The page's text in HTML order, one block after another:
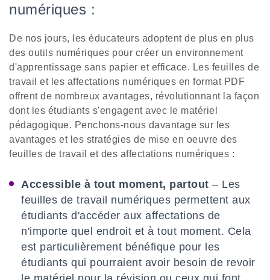
numériques :
De nos jours, les éducateurs adoptent de plus en plus
des outils numériques pour créer un environnement
d'apprentissage sans papier et efficace. Les feuilles de
travail et les affectations numériques en format PDF
offrent de nombreux avantages, révolutionnant la façon
dont les étudiants s'engagent avec le matériel
pédagogique. Penchons-nous davantage sur les
avantages et les stratégies de mise en oeuvre des
feuilles de travail et des affectations numériques :
Accessible à tout moment, partout – Les
feuilles de travail numériques permettent aux
étudiants d'accéder aux affectations de
n'importe quel endroit et à tout moment. Cela
est particulièrement bénéfique pour les
étudiants qui pourraient avoir besoin de revoir